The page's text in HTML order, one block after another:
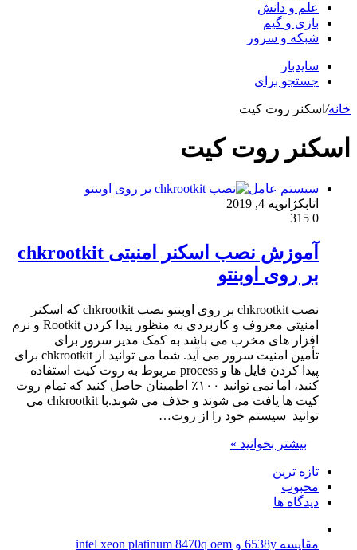
علم و دانش
بازی و گیم
شبکه و سرور
سایدبار
جستجو برای
خانه/ اسکنر روت کیت
اسکنر روت کیت
سیستم عامل
اتابکژانویه 4, 2019
0
آموزش نصب اسکنر امنیتی chkrootkit
بر روی اوبنتو
نصب chkrootkit بر روی اوبنتو نصب chkrootkit که اسکنر
امنیتی معروف و کاربردی به منظور پیدا کردن Rootkit و نرم
افزار های مخرب می باشد به کمک مدیر سرور برای
تأمین امنیت سرور می آید. شما می توانید از chkrootkit برای
پیدا کردن فایل ها و process مربوط به روت کیت استفاده
کنید، اما نمی توانید ۱۰۰٪ اطمینان حاصل کنید که تمام روت
کیت ها یافت می شوند و حذف می شوند.با chkrootkit می
توانید سیستم خود را از روت…
بیشتر بخوانید »
تازه ترین
محبوب
دیدگاه ها
مقایسه 6538y و intel xeon platinum 8470q oem